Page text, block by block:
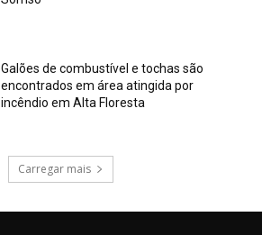
Galões de combustível e tochas são
encontrados em área atingida por
incêndio em Alta Floresta
Carregar mais